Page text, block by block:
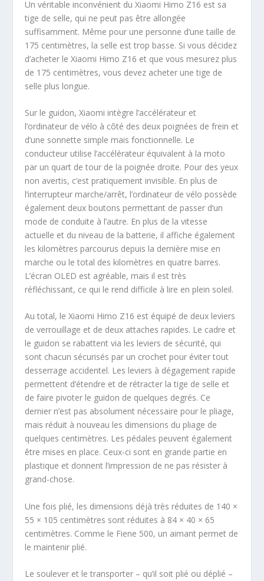
Un véritable inconvénient du Xiaomi Himo Z16 est sa
tige de selle, qui ne peut pas être allongée
suffisamment. Même pour une personne d’une taille de
175 centimètres, la selle est trop basse. Si vous décidez
d’acheter le Xiaomi Himo Z16 et que vous mesurez plus
de 175 centimètres, vous devez acheter une tige de
selle plus longue.
Sur le guidon, Xiaomi intègre l’accélérateur et
l’ordinateur de vélo à côté des deux poignées de frein et
d’une sonnette simple mais fonctionnelle. Le
conducteur utilise l’accélérateur équivalent à la moto
par un quart de tour de la poignée droite. Pour des yeux
non avertis, c’est pratiquement invisible. En plus de
l’interrupteur marche/arrêt, l’ordinateur de vélo possède
également deux boutons permettant de passer d’un
mode de conduite à l’autre. En plus de la vitesse
actuelle et du niveau de la batterie, il affiche également
les kilomètres parcourus depuis la dernière mise en
marche ou le total des kilomètres en quatre barres.
L’écran OLED est agréable, mais il est très
réfléchissant, ce qui le rend difficile à lire en plein soleil.
Au total, le Xiaomi Himo Z16 est équipé de deux leviers
de verrouillage et de deux attaches rapides. Le cadre et
le guidon se rabattent via les leviers de sécurité, qui
sont chacun sécurisés par un crochet pour éviter tout
desserrage accidentel. Les leviers à dégagement rapide
permettent d’étendre et de rétracter la tige de selle et
de faire pivoter le guidon de quelques degrés. Ce
dernier n’est pas absolument nécessaire pour le pliage,
mais réduit à nouveau les dimensions du pliage de
quelques centimètres. Les pédales peuvent également
être mises en place. Ceux-ci sont en grande partie en
plastique et donnent l’impression de ne pas résister à
grand-chose.
Une fois plié, les dimensions déjà très réduites de 140 ×
55 × 105 centimètres sont réduites à 84 × 40 × 65
centimètres. Comme le Fiene 500, un aimant permet de
le maintenir plié.
Le soulever et le transporter – qu’il soit plié ou déplié –